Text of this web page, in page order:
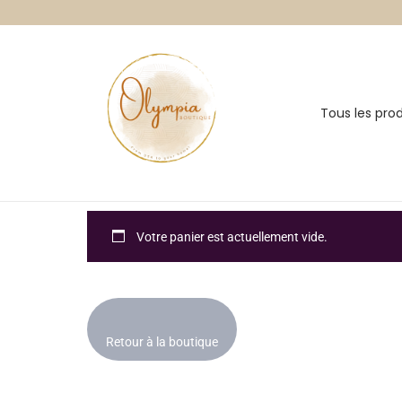
Tous les
Votre panier est actuellement vide.
Retour à la boutique